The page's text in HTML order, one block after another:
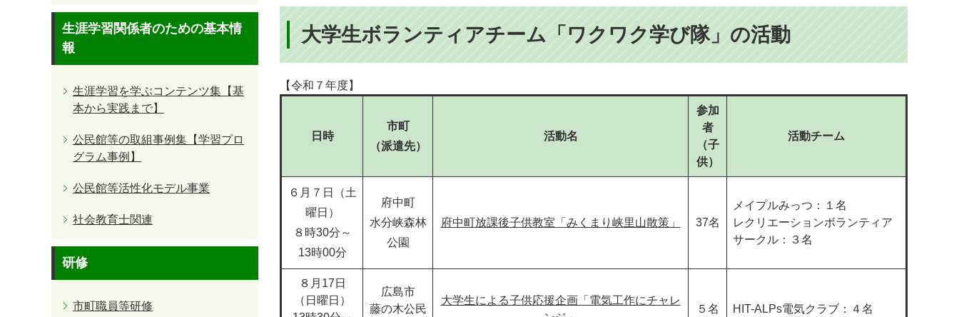
大学生ボランティアチーム「ワクワク学び隊」の活動
【令和７年度】
日時
市町
（派遣先）
活動名
参加
者
（子
供）
活動チーム
６月７日（土
曜日）
８時30分～
13時00分
府中町
水分峡森林
公園
府中町放課後子供教室「みくまり峡里山散策」 37名
メイプルみっつ：１名
レクリエーションボランティア
サークル：３名
８月17日
（日曜日）
広島市
藤の木公民
大学生による子供応援企画「電気工作にチャレ
５名 HIT-ALPs電気クラブ：４名
生涯学習関係者のための基本情
報
生涯学習を学ぶコンテンツ集【基
本から実践まで】
公民館等の取組事例集【学習プロ
グラム事例】
公民館等活性化モデル事業
社会教育士関連
研修
市町職員等研修